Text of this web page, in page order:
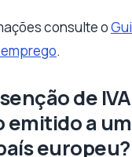
consulte o
.
de
emitido a
europeu?